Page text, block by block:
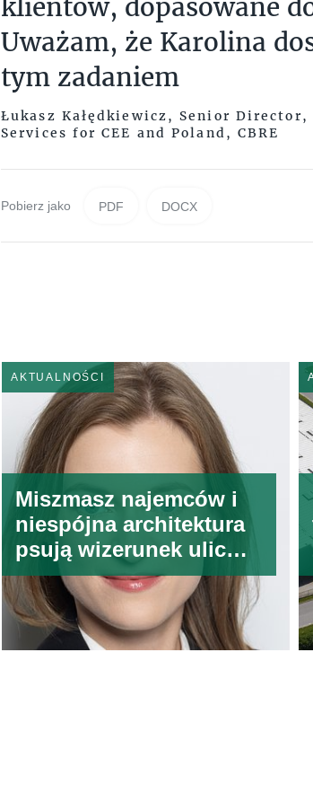
klientów, dopasowane
Uważam, że Karolina
tym zadaniem
Łukasz Kałędkiewicz, Senior
Services for CEE and Poland, CBRE
Pobierz jako PDF DOCX
AKTUALNOŚCI
Miszmasz najemców i
niespójna architektura
psują wizerunek ulic
handlowych